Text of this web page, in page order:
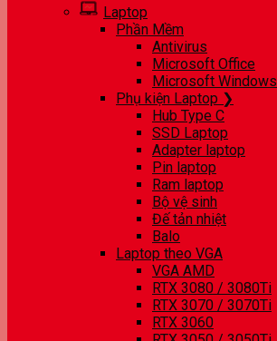
Laptop
Phần Mềm
Antivirus
Microsoft Office
Microsoft Windows
Phụ kiện Laptop ❯
Hub Type C
SSD Laptop
Adapter laptop
Pin laptop
Ram laptop
Bộ vệ sinh
Đế tản nhiệt
Balo
Laptop theo VGA
VGA AMD
RTX 3080 / 3080Ti
RTX 3070 / 3070Ti
RTX 3060